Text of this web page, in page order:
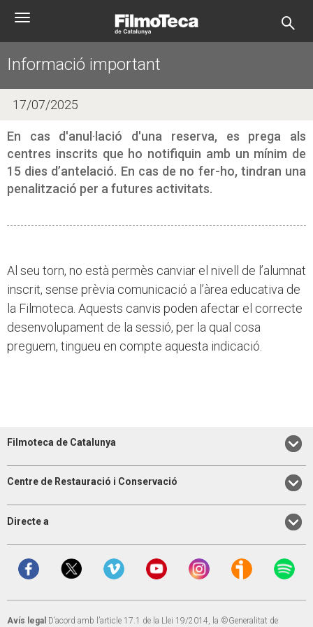
Toggle
Informació important
17/07/2025
En cas d'anul·lació d'una reserva, es prega als
centres inscrits que ho notifiquin amb un mínim de
15 dies d’antelació. En cas de no fer-ho, tindran una
penalització per a futures activitats.
Al seu torn, no està permès canviar el nivell de l’alumnat
inscrit, sense prèvia comunicació a l’àrea educativa de
la Filmoteca. Aquests canvis poden afectar el correcte
desenvolupament de la sessió, per la qual cosa
preguem, tingueu en compte aquesta indicació.
Filmoteca de Catalunya
Centre de Restauració i Conservació
Directe a
Avís legal D’acord amb l’article 17.1 de la Llei 19/2014, la ©Generalitat de